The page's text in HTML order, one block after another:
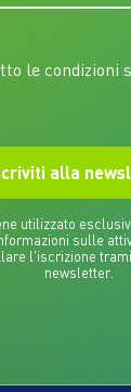
le condizioni
utilizzato
sulle
l'iscrizione
newsletter.